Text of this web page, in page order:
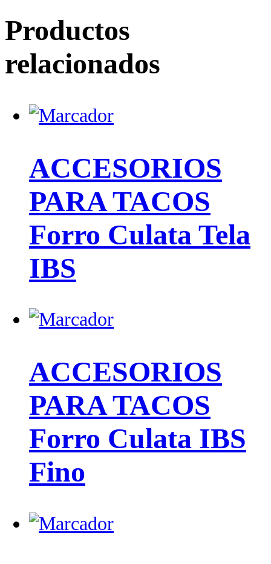
Productos
relacionados
ACCESORIOS
PARA TACOS
Forro Culata Tela
IBS
ACCESORIOS
PARA TACOS
Forro Culata IBS
Fino